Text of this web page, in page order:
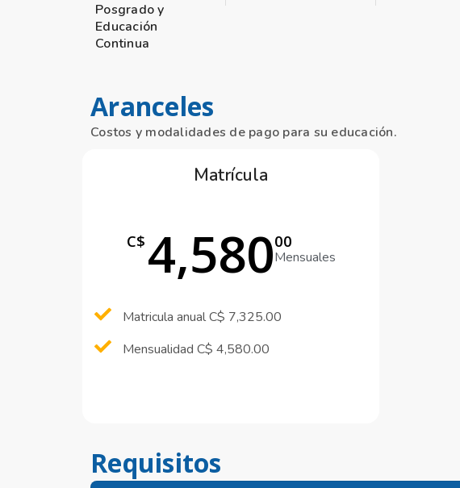
Posgrado y
Educación
Continua
Aranceles
Costos y modalidades de pago para su educación.
Matrícula
C$ 4,58000
Mensuales
Matricula anual C$ 7,325.00
Mensualidad C$ 4,580.00
Requisitos